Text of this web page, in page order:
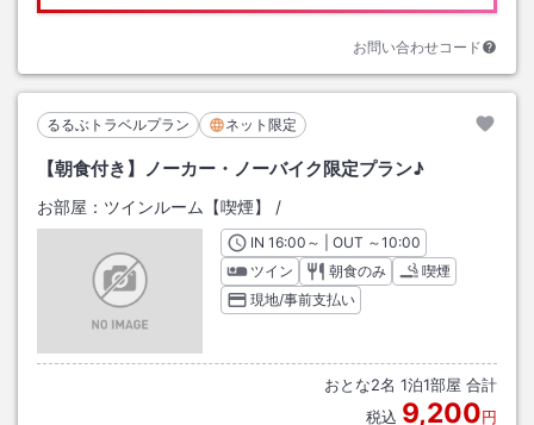
お問い合わせコード
るるぶトラベルプラン ネット限定
【朝食付き】ノーカー・ノーバイク限定プラン♪
お部屋： ツインルーム【喫煙】 /
INチェックイン
16:00 ～ | OUT チェックアウト
～10:00
ツイン
朝食のみ
喫煙
現地/事前支払い
おとな2名 1泊1部屋 合計
税込 9,200円